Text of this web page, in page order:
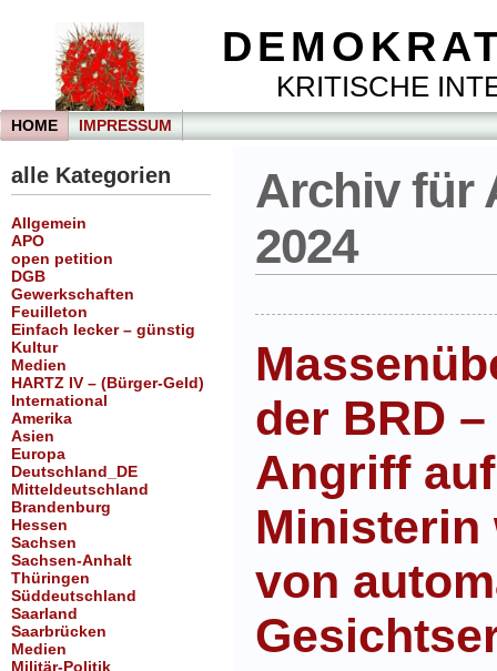
KRITISCHE
HOME IMPRESSUM
alle Kategorien
Allgemein
APO
open petition
DGB
Gewerkschaften
Feuilleton
Einfach lecker – günstig
Kultur
Medien
HARTZ IV – (Bürger-Geld)
International
Amerika
Asien
Europa
Deutschland_DE
Mitteldeutschland
Brandenburg
Hessen
Sachsen
Sachsen-Anhalt
Thüringen
Süddeutschland
Saarland
Saarbrücken
Medien
Militär-Politik
Archiv für
2024
der BRD
Angriff
Ministerin
von